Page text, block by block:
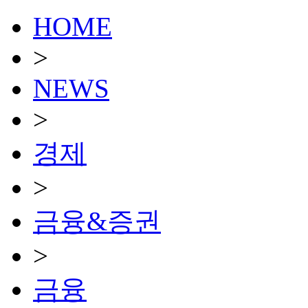
HOME
>
NEWS
>
경제
>
금융&증권
>
금융